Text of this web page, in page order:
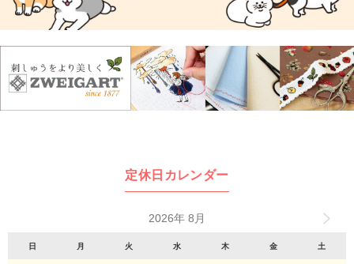
定休日カレンダー
2026年 8月
日 月 火 水 木 金 土